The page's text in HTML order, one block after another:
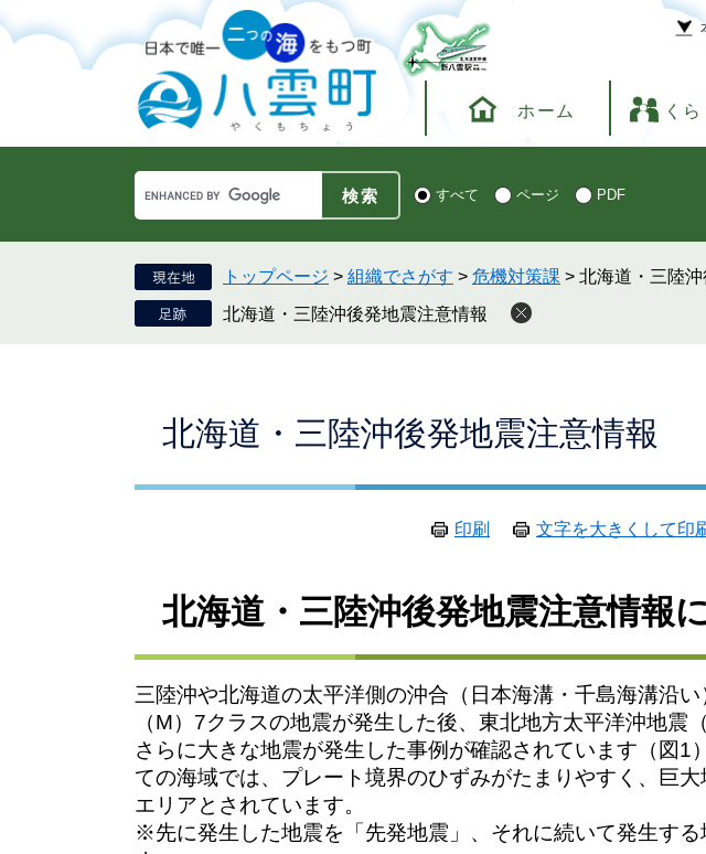
ー
で
ニ
ば
文
ホーム く
Google
カ
ス
タ
ム
検
検 すべて ページ PDF
トップページ > 組織でさがす > 危機対策課 > 北海道・三陸
北海道・三陸沖後発地震注意情報
北海道・三陸沖後発地震注意情報
印刷 文字を大きくして印
北海道・三陸沖後発地震注意情報
三陸沖や北海道の太平洋側の沖合（日本海溝・千島海溝沿
（M）7クラスの地震が発生した後、東北地方太平洋沖地震
さらに大きな地震が発生した事例が確認されています（図1
ての海域では、プレート境界のひずみがたまりやすく、巨
エリアとされています。
※先に発生した地震を「先発地震」、それに続いて発生する